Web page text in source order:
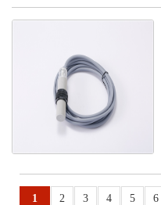
1 2 3 4 5 6